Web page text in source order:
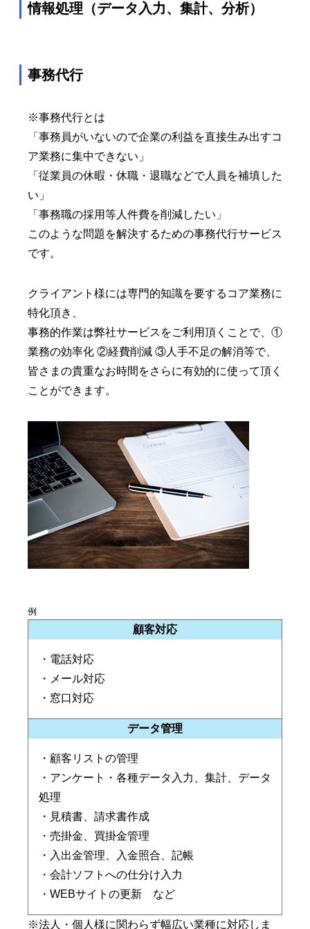
情報処理（データ入力、集計、分析）
事務代行
※事務代行とは
「事務員がいないので企業の利益を直接生み出すコ
ア業務に集中できない」
「従業員の休暇・休職・退職などで人員を補填した
い」
「事務職の採用等人件費を削減したい」
このような問題を解決するための事務代行サービス
です。
クライアント様には専門的知識を要するコア業務に
特化頂き、
事務的作業は弊社サービスをご利用頂くことで、①
業務の効率化 ②経費削減 ③人手不足の解消等で、
皆さまの貴重なお時間をさらに有効的に使って頂く
ことができます。
例
顧客対応
・電話対応
・メール対応
・窓口対応
データ管理
・顧客リストの管理
・アンケート・各種データ入力、集計、データ
処理
・見積書、請求書作成
・売掛金、買掛金管理
・入出金管理、入金照合、記帳
・会計ソフトへの仕分け入力
・WEBサイトの更新 など
※法人・個人様に関わらず幅広い業種に対応しま